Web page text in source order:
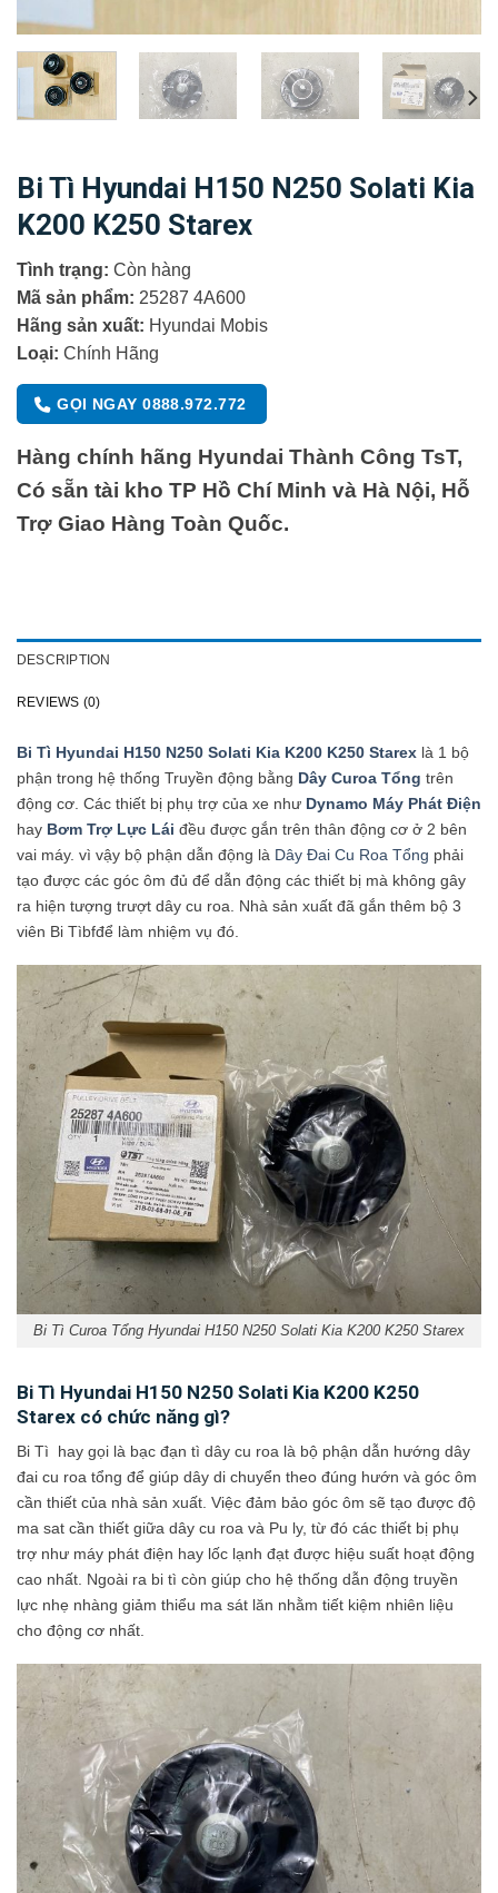
Bi Tì Hyundai H150 N250 Solati Kia
K200 K250 Starex
Tình trạng: Còn hàng
Mã sản phẩm: 25287 4A600
Hãng sản xuất: Hyundai Mobis
Loại: Chính Hãng
GỌI NGAY 0888.972.772
Hàng chính hãng Hyundai Thành Công TsT,
Có sẵn tài kho TP Hồ Chí Minh và Hà Nội, Hỗ
Trợ Giao Hàng Toàn Quốc.
DESCRIPTION
REVIEWS (0)
Bi Tì Hyundai H150 N250 Solati Kia K200 K250 Starex là 1 bộ
phận trong hệ thống Truyền động bằng Dây Curoa Tổng trên
động cơ. Các thiết bị phụ trợ của xe như Dynamo Máy Phát Điện
hay Bơm Trợ Lực Lái đều được gắn trên thân động cơ ở 2 bên
vai máy. vì vậy bộ phận dẫn động là Dây Đai Cu Roa Tổng phải
tạo được các góc ôm đủ để dẫn động các thiết bị mà không gây
ra hiện tượng trượt dây cu roa. Nhà sản xuất đã gắn thêm bộ 3
viên Bi Tìbfđể làm nhiệm vụ đó.
Bi Tì Curoa Tổng Hyundai H150 N250 Solati Kia K200 K250 Starex
Bi Tì Hyundai H150 N250 Solati Kia K200 K250
Starex có chức năng gì?
Bi Tì hay gọi là bạc đạn tì dây cu roa là bộ phận dẫn hướng dây
đai cu roa tổng để giúp dây di chuyển theo đúng hướn và góc ôm
cần thiết của nhà sản xuất. Việc đảm bảo góc ôm sẽ tạo được độ
ma sat cần thiết giữa dây cu roa và Pu ly, từ đó các thiết bị phụ
trợ như máy phát điện hay lốc lạnh đạt được hiệu suất hoạt động
cao nhất. Ngoài ra bi tì còn giúp cho hệ thống dẫn động truyền
lực nhẹ nhàng giảm thiểu ma sát lăn nhằm tiết kiệm nhiên liệu
cho động cơ nhất.